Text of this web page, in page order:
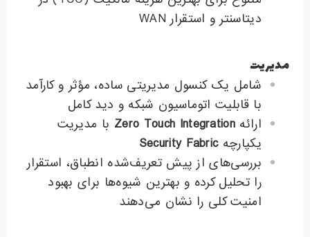
دیتاسنتر و استقرار WAN
مدیریت
شامل یک کنسول مدیریتی ساده، مؤثر و کارآمد
با قابلیت اتوماسیون شبکه و دید کامل
ارائه Zero Touch Integration با مدیریت
یکپارچهSecurity Fabric
بررسی‌های از پیش تعریف‌شده انطباق، استقرار
را تحلیل کرده و بهترین شیوه‌ها برای بهبود
امنیت کلی را نشان می‌دهند